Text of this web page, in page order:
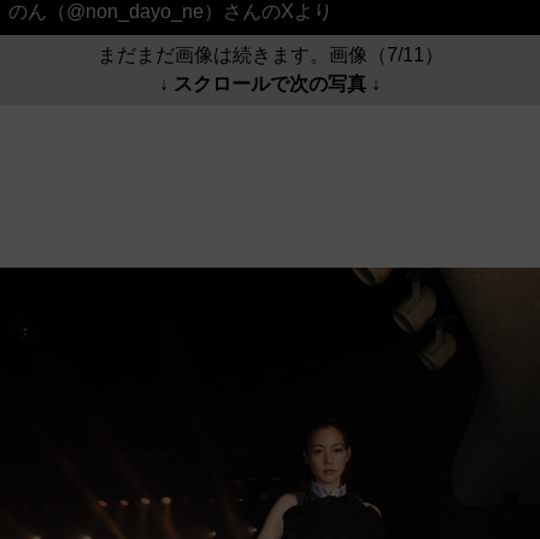
のん（@non_dayo_ne）さんのXより
まだまだ画像は続きます。画像（7/11）
↓ スクロールで次の写真 ↓